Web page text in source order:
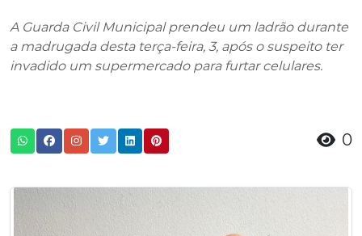
A Guarda Civil Municipal prendeu um ladrão durante
a madrugada desta terça-feira, 3, após o suspeito ter
invadido um supermercado para furtar celulares.
0